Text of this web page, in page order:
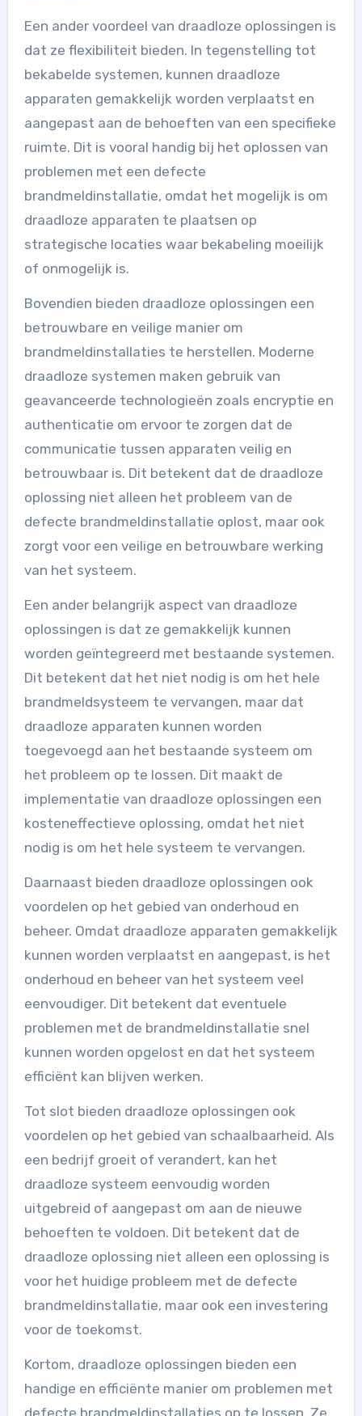
Een ander voordeel van draadloze oplossingen is
dat ze flexibiliteit bieden. In tegenstelling tot
bekabelde systemen, kunnen draadloze
apparaten gemakkelijk worden verplaatst en
aangepast aan de behoeften van een specifieke
ruimte. Dit is vooral handig bij het oplossen van
problemen met een defecte
brandmeldinstallatie, omdat het mogelijk is om
draadloze apparaten te plaatsen op
strategische locaties waar bekabeling moeilijk
of onmogelijk is.
Bovendien bieden draadloze oplossingen een
betrouwbare en veilige manier om
brandmeldinstallaties te herstellen. Moderne
draadloze systemen maken gebruik van
geavanceerde technologieën zoals encryptie en
authenticatie om ervoor te zorgen dat de
communicatie tussen apparaten veilig en
betrouwbaar is. Dit betekent dat de draadloze
oplossing niet alleen het probleem van de
defecte brandmeldinstallatie oplost, maar ook
zorgt voor een veilige en betrouwbare werking
van het systeem.
Een ander belangrijk aspect van draadloze
oplossingen is dat ze gemakkelijk kunnen
worden geïntegreerd met bestaande systemen.
Dit betekent dat het niet nodig is om het hele
brandmeldsysteem te vervangen, maar dat
draadloze apparaten kunnen worden
toegevoegd aan het bestaande systeem om
het probleem op te lossen. Dit maakt de
implementatie van draadloze oplossingen een
kosteneffectieve oplossing, omdat het niet
nodig is om het hele systeem te vervangen.
Daarnaast bieden draadloze oplossingen ook
voordelen op het gebied van onderhoud en
beheer. Omdat draadloze apparaten gemakkelijk
kunnen worden verplaatst en aangepast, is het
onderhoud en beheer van het systeem veel
eenvoudiger. Dit betekent dat eventuele
problemen met de brandmeldinstallatie snel
kunnen worden opgelost en dat het systeem
efficiënt kan blijven werken.
Tot slot bieden draadloze oplossingen ook
voordelen op het gebied van schaalbaarheid. Als
een bedrijf groeit of verandert, kan het
draadloze systeem eenvoudig worden
uitgebreid of aangepast om aan de nieuwe
behoeften te voldoen. Dit betekent dat de
draadloze oplossing niet alleen een oplossing is
voor het huidige probleem met de defecte
brandmeldinstallatie, maar ook een investering
voor de toekomst.
Kortom, draadloze oplossingen bieden een
handige en efficiënte manier om problemen met
defecte brandmeldinstallaties op te lossen. Ze